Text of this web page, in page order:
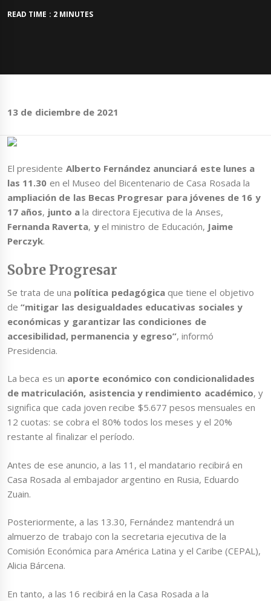
READ TIME : 2 MINUTES
13 de diciembre de 2021
El presidente Alberto Fernández anunciará este lunes a
las 11.30 en el Museo del Bicentenario de Casa Rosada la
ampliación de las Becas Progresar para jóvenes de 16 y
17 años, junto ala directora Ejecutiva de la Anses,
Fernanda Raverta, yel ministro de Educación, Jaime
Perczyk.
Sobre Progresar
Se trata de una política pedagógica que tiene el objetivo
de “mitigar las desigualdades educativas sociales y
económicas y garantizar las condiciones de
accesibilidad, permanencia y egreso”, informó
Presidencia.
La beca es un aporte económico con condicionalidades
de matriculación, asistencia y rendimiento académico, y
significa que cada joven recibe $5.677 pesos mensuales en
12 cuotas: se cobra el 80% todos los meses y el 20%
restante al finalizar el período.
Antes de ese anuncio, a las 11, el mandatario recibirá en
Casa Rosada al embajador argentino en Rusia, Eduardo
Zuain.
Posteriormente, a las 13.30, Fernández mantendrá un
almuerzo de trabajo con la secretaria ejecutiva de la
Comisión Económica para América Latina y el Caribe (CEPAL),
Alicia Bárcena.
En tanto, a las 16 recibirá en la Casa Rosada a la